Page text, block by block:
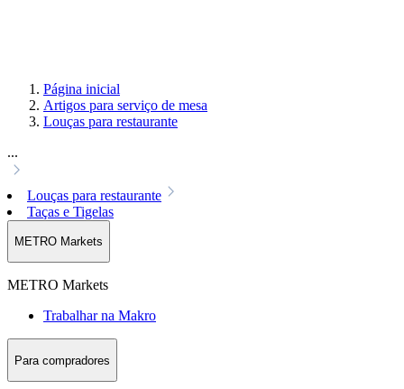
Página inicial
Artigos para serviço de mesa
Louças para restaurante
...
Louças para restaurante
Taças e Tigelas
METRO Markets
METRO Markets
Trabalhar na Makro
Para compradores